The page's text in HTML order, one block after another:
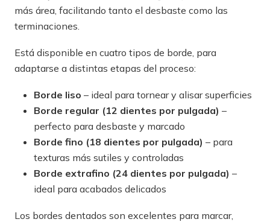
más área, facilitando tanto el desbaste como las
terminaciones.
Está disponible en cuatro tipos de borde, para
adaptarse a distintas etapas del proceso:
Borde liso – ideal para tornear y alisar superficies
Borde regular (12 dientes por pulgada) –
perfecto para desbaste y marcado
Borde fino (18 dientes por pulgada) – para
texturas más sutiles y controladas
Borde extrafino (24 dientes por pulgada) –
ideal para acabados delicados
Los bordes dentados son excelentes para marcar,